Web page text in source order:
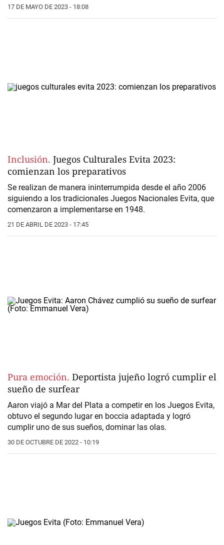
17 DE MAYO DE 2023 - 18:08
Inclusión. Juegos Culturales Evita 2023:
comienzan los preparativos
Se realizan de manera ininterrumpida desde el año 2006
siguiendo a los tradicionales Juegos Nacionales Evita, que
comenzaron a implementarse en 1948.
21 DE ABRIL DE 2023 - 17:45
Pura emoción. Deportista jujeño logró cumplir el
sueño de surfear
Aaron viajó a Mar del Plata a competir en los Juegos Evita,
obtuvo el segundo lugar en boccia adaptada y logró
cumplir uno de sus sueños, dominar las olas.
30 DE OCTUBRE DE 2022 - 10:19